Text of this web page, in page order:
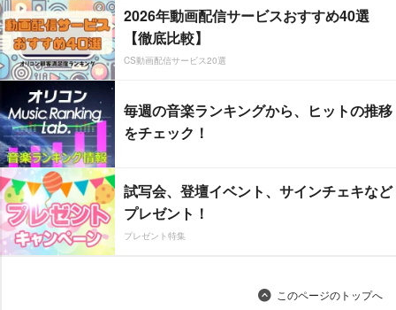
2026年動画配信サービスおすすめ40選
【徹底比較】
CS動画配信サービス20選
毎週の音楽ランキングから、ヒットの推移
をチェック！
試写会、登壇イベント、サインチェキなど
プレゼント！
プレゼント特集
このページのトップへ